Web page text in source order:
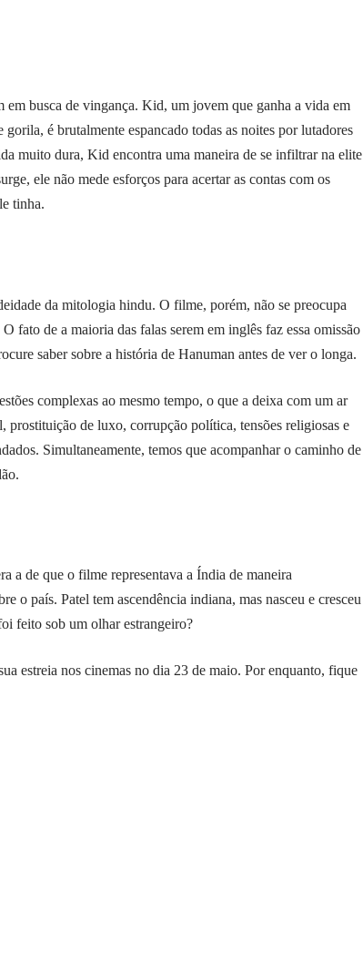
em busca de vingança. Kid, um jovem que ganha a vida em
é brutalmente espancado todas as noites por lutadores
muito dura, Kid encontra uma maneira de se infiltrar na elite
ele não mede esforços para acertar as contas com os
tinha.
da mitologia hindu. O filme, porém, não se preocupa
fato de a maioria das falas serem em inglês faz essa omissão
saber sobre a história de Hanuman antes de ver o longa.
complexas ao mesmo tempo, o que a deixa com um ar
prostituição de luxo, corrupção política, tensões religiosas e
Simultaneamente, temos que acompanhar o caminho de
a de que o filme representava a Índia de maneira
o país. Patel tem ascendência indiana, mas nasceu e cresceu
feito sob um olhar estrangeiro?
estreia nos cinemas no dia 23 de maio. Por enquanto, fique